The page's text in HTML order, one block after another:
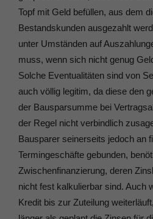
Topf mit Geld befüllen, aus dem
Bestandskunden ausgezahlt
unter Umständen auf
muss, wenn sich nicht genug
Solche Eventualitäten sind von
auch völlig legitim, da diese den
der Bausparsumme bei
der Regel nicht verbindlich
Bausparer seinerseits jedoch an
Termingeschäfte gebunden,
Zwischenfinanzierung, deren
nicht fest kalkulierbar sind. Auch
Kredit bis zur Zuteilung